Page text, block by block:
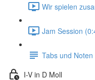
Wir spielen
Jam Session
Tabs und Noten
I-V in D Moll